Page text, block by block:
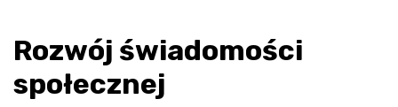
Rozwój świadomości
społecznej